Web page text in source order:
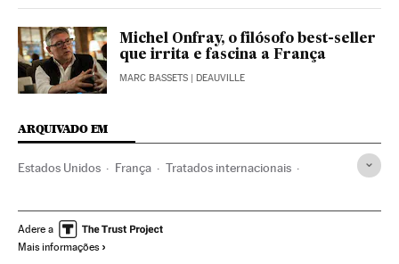
Michel Onfray, o filósofo best-seller
que irrita e fascina a França
MARC BASSETS | DEAUVILLE
ARQUIVADO EM
Estados Unidos França Tratados internacionais
Europa Ocidental Relações internacionais
Emmanuel Macron
Adere a
Mais informações